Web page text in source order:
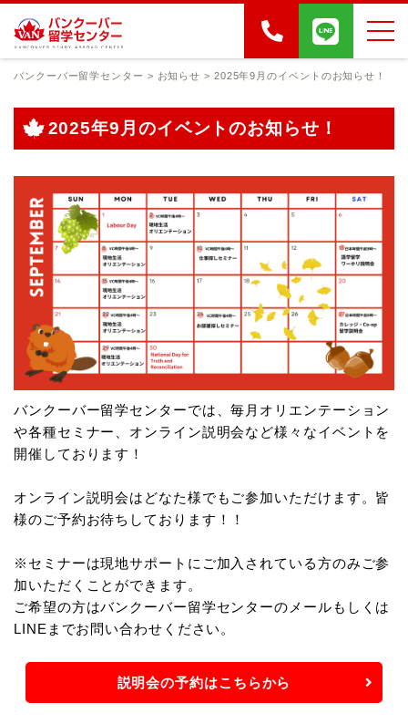
バンクーバー留学センター > お知らせ > 2025年9月のイベントのお知らせ！
2025年9月のイベントのお知らせ！
バンクーバー留学センターでは、毎月オリエンテーション
や各種セミナー、オンライン説明会など様々なイベントを
開催しております！
オンライン説明会はどなた様でもご参加いただけます。皆
様のご予約お待ちしております！！
※セミナーは現地サポートにご加入されている方のみご参
加いただくことができます。
ご希望の方はバンクーバー留学センターのメールもしくは
LINEまでお問い合わせください。
説明会の予約はこちらから